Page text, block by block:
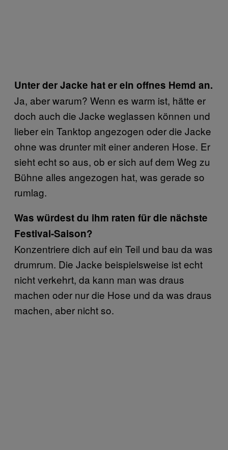
Unter der Jacke hat er ein offnes Hemd an.
Ja, aber warum? Wenn es warm ist, hätte er
doch auch die Jacke weglassen können und
lieber ein Tanktop angezogen oder die Jacke
ohne was drunter mit einer anderen Hose. Er
sieht echt so aus, ob er sich auf dem Weg zu
Bühne alles angezogen hat, was gerade so
rumlag.
Was würdest du ihm raten für die nächste
Festival-Saison?
Konzentriere dich auf ein Teil und bau da was
drumrum. Die Jacke beispielsweise ist echt
nicht verkehrt, da kann man was draus
machen oder nur die Hose und da was draus
machen, aber nicht so.